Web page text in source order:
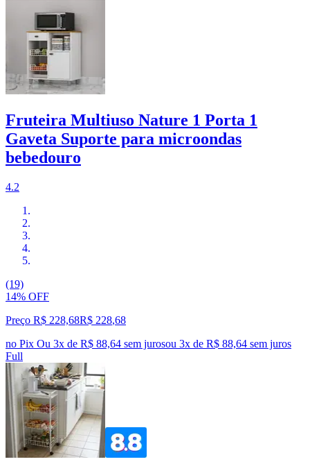
Fruteira Multiuso Nature 1 Porta 1
Gaveta Suporte para microondas
bebedouro
4.2
(19)
14% OFF
Preço R$ 228,68R$ 228,68
no Pix Ou 3x de R$ 88,64 sem jurosou 3x de R$ 88,64 sem juros
Full